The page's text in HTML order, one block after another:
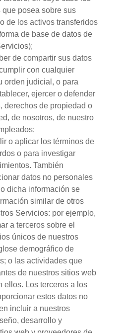
posea sobre sus
de los activos transferidos
de base de datos de
de compartir sus datos
con cualquier
orden judicial, o para
ejercer o defender
derechos de propiedad o
de nosotros, de nuestro
o aplicar los términos de
o para investigar
También
datos no personales
dicha información se
similar de otros
Servicios: por ejemplo,
a terceros sobre el
únicos de nuestros
demográfico de
o las actividades que
de nuestros sitios web
ellos. Los terceros a los
estos datos no
incluir a nuestros
desarrollo y